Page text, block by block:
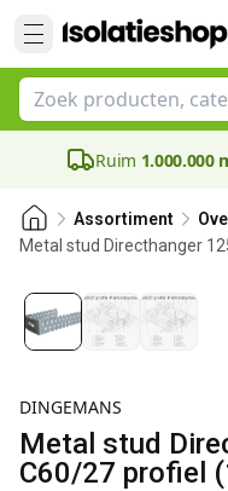
Ruim 1.000.000
Assortiment
Metal stud Directhanger
DINGEMANS
Metal stud
C60/27 profiel